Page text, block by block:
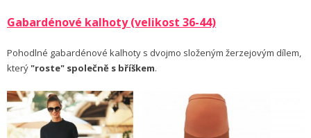
Gabardénové kalhoty (velikost 36-44)
Pohodlné gabardénové kalhoty s dvojmo složeným žerzejovým dílem,
který "roste" společně s bříškem.